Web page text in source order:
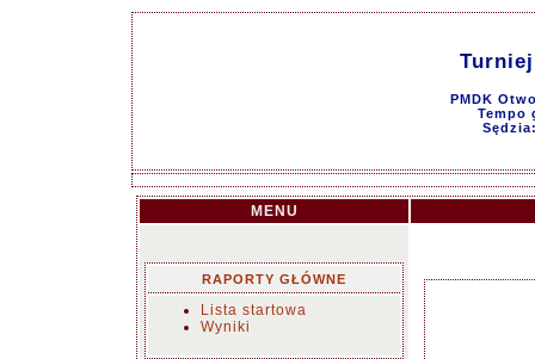
PMDK
Tempo
MENU
RAPORTY GŁÓWNE
Lista startowa
Wyniki